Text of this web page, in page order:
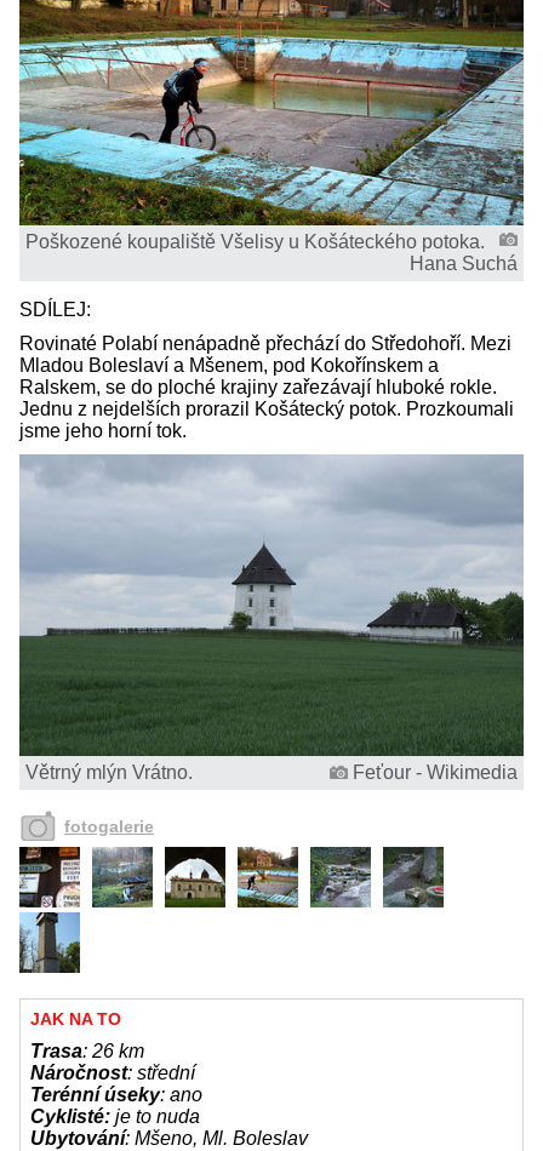
Poškozené koupaliště Všelisy u Košáteckého potoka.
Hana Suchá
SDÍLEJ:
Rovinaté Polabí nenápadně přechází do Středohoří. Mezi
Mladou Boleslaví a Mšenem, pod Kokořínskem a
Ralskem, se do ploché krajiny zařezávají hluboké rokle.
Jednu z nejdelších prorazil Košátecký potok. Prozkoumali
jsme jeho horní tok.
Větrný mlýn Vrátno. Feťour - Wikimedia
fotogalerie
JAK NA TO
Trasa: 26 km
Náročnost: střední
Terénní úseky: ano
Cyklisté: je to nuda
Ubytování: Mšeno, Ml. Boleslav